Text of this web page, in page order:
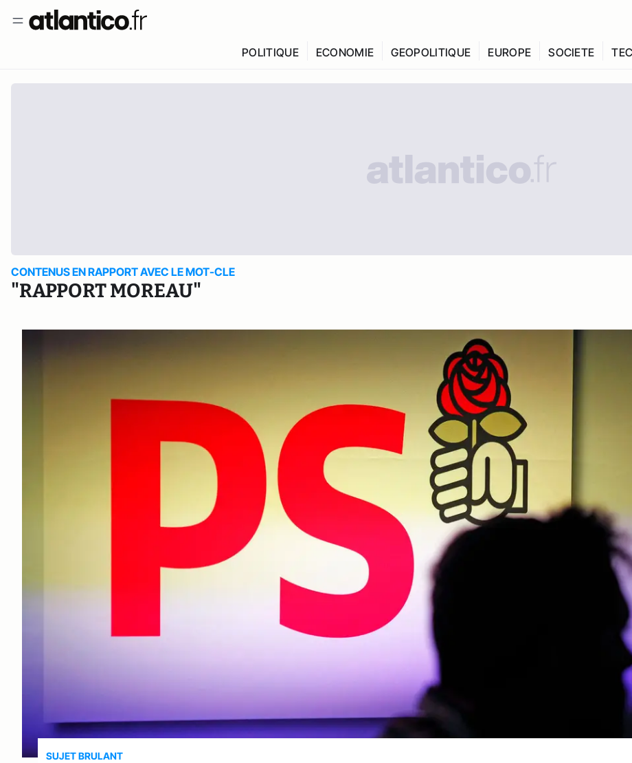
POLITIQUE ECONOMIE GEOPOLITIQUE EUROPE SOCIETE
CONTENUS EN RAPPORT AVEC LE MOT-CLE
"RAPPORT MOREAU"
SUJET BRULANT